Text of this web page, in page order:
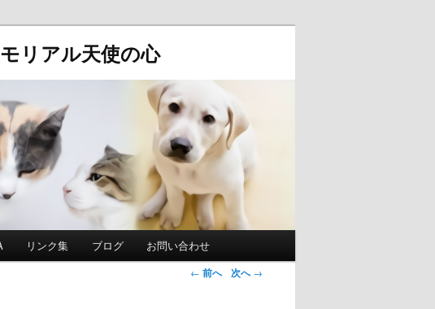
リアル天使の心
リンク集 ブログ お問い合わせ
投稿ナビゲ
← 前へ 次へ→